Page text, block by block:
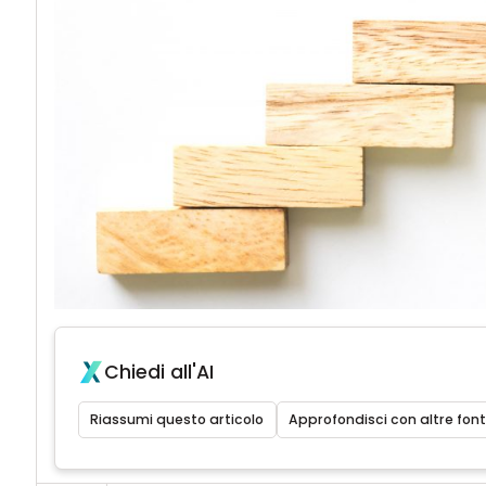
Chiedi all'AI
Riassumi questo articolo Approfondisci con altre